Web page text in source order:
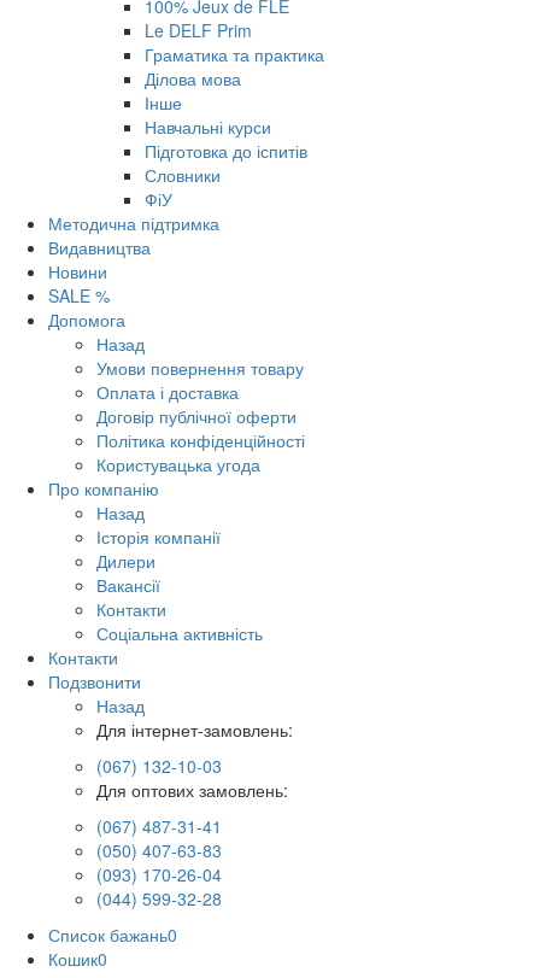
100% Jeux de FLE
Le DELF Prim
Граматика та практика
Ділова мова
Інше
Навчальні курси
Підготовка до іспитів
Словники
ФіУ
Методична підтримка
Видавництва
Новини
SALE %
Допомога
Назад
Умови повернення товару
Оплата і доставка
Договір публічної оферти
Політика конфіденційності
Користувацька угода
Про компанію
Назад
Історія компанії
Дилери
Вакансії
Контакти
Соціальна активність
Контакти
Подзвонити
Назад
Для інтернет-замовлень:
(067) 132-10-03
Для оптових замовлень:
(067) 487-31-41
(050) 407-63-83
(093) 170-26-04
(044) 599-32-28
Список бажань0
Кошик0